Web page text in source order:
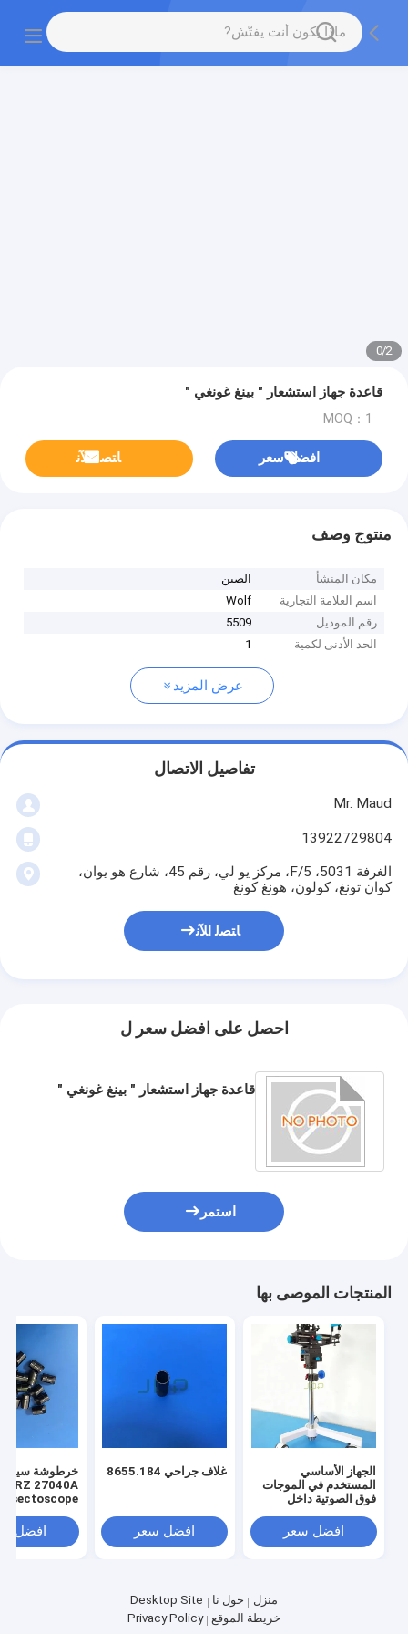
2
/
0
قاعدة جهاز استشعار " بينغ غونغي "
MOQ：1
افضل سعر ﺎﺘﺼﻟ ﺍﻶﻧ
منتوج وصف
مكان المنشأ
الصين
اسم العلامة التجارية
Wolf
رقم الموديل
5509
الحد الأدنى لكمية
1
عرض المزيد
تفاصيل الاتصال
Mr. Maud
13922729804
الغرفة 5031، 5/F، مركز يو لي، رقم 45، شارع هو يوان،
كوان تونغ، كولون، هونغ كونغ
ﺎﺘﺼﻟ ﺍﻶﻧ
احصل على افضل سعر ل
قاعدة جهاز استشعار " بينغ غونغي "
استمر
المنتجات الموصى بها
الجهاز الأساسي
المستخدم في الموجات
فوق الصوتية داخل
افضل سعر
غلاف جراحي 8655.184
افضل سعر
خرطوشة
27040A
افضل
منزل حول نا
Desktop Site
خريطة الموقع
Privacy Policy